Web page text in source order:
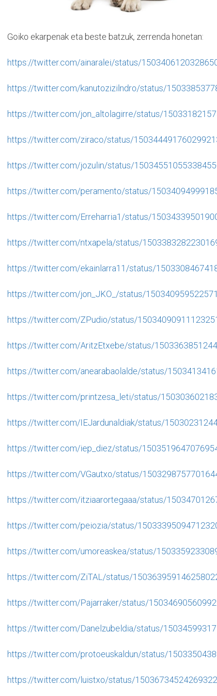
Goiko ekarpenak eta beste batzuk, zerrenda honetan:
https://twitter.com/ainaralei/status/
https://twitter.com/kanutozizilndro/status/
https://twitter.com/jon_altolagirre/status/
https://twitter.com/ziraco/status/
https://twitter.com/jozulin/status/
https://twitter.com/peramento/status/
https://twitter.com/Erreharria1/status/
https://twitter.com/ntxapela/status/
https://twitter.com/ekainlarra11/status/
https://twitter.com/jon_JKO_/status/
https://twitter.com/ZPudio/status/
https://twitter.com/AritzEtxebe/status/
https://twitter.com/anearabaolalde/status/
https://twitter.com/printzesa_leti/status/
https://twitter.com/IEJardunaldiak/status/
https://twitter.com/iep_diez/status/
https://twitter.com/VGautxo/status/
https://twitter.com/itziaarortegaaa/status/
https://twitter.com/peiozia/status/
https://twitter.com/umoreaskea/status/
https://twitter.com/ZiTAL/status/
https://twitter.com/Pajarraker/status/
https://twitter.com/Danelzubeldia/status/
https://twitter.com/protoeuskaldun/status/
https://twitter.com/luistxo/status/